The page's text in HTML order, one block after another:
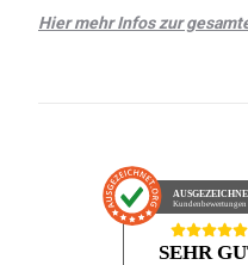
Hier mehr Infos zur
Kundenbewertungen
SEHR